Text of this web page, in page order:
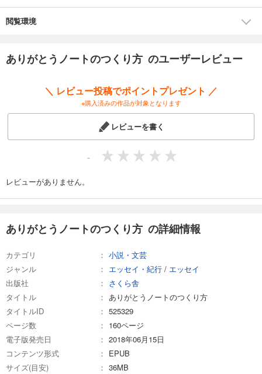
などもリスト化する。そして、その時「ありがとう」と言える自分にな
るために「ありがとうノート」を活用する！
閲覧環境
ありがとうノートのつくり方 のユーザーレビュー
＼ レビュー投稿でポイントプレゼント ／
※購入済みの作品が対象となります
レビューを書く
-
レビューがありません。
ありがとうノートのつくり方 の詳細情報
カテゴリ
小説・文芸
ジャンル
エッセイ・紀行 / エッセイ
出版社
さくら舎
タイトル
ありがとうノートのつくり方
タイトルID
525329
ページ数
160ページ
電子版発売日
2018年06月15日
コンテンツ形式
EPUB
サイズ(目安)
36MB